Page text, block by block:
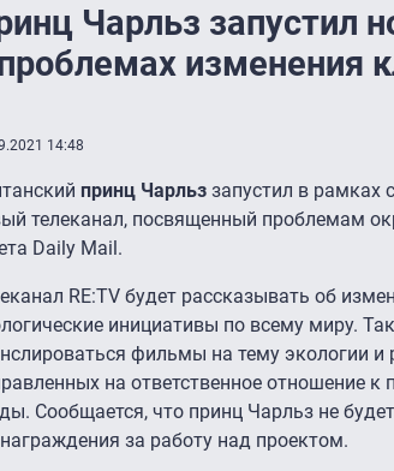
Чарльз запустил
изменения
14:48
принц Чарльз запустил в рамках
телеканал, посвященный проблемам
Daily Mail.
RE:TV будет рассказывать об
инициативы по всему миру.
фильмы на тему экологии и
на ответственное отношение
Сообщается, что принц Чарльз не
за работу над проектом.